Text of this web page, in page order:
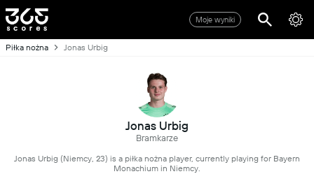
Moje wyniki
Piłka nożna Jonas Urbig
Jonas Urbig
Bramkarze
Jonas Urbig (Niemcy, 23) is a piłka nożna player, currently playing for Bayern
Monachium in Niemcy.